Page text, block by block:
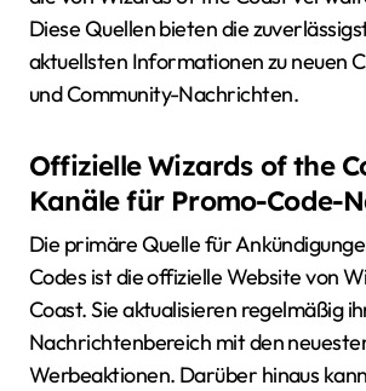
Diese Quellen bieten die
aktuellsten Informationen zu neuen
und Community-Nachrichten.
Offizielle Wizards of the
Kanäle für Promo-Code-
Die primäre Quelle für
Codes ist die offizielle Website von
Coast. Sie aktualisieren regelmäßig
Nachrichtenbereich mit den
Werbeaktionen. Darüber hinaus